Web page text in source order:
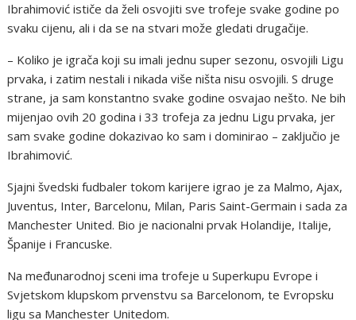
Ibrahimović ističe da želi osvojiti sve trofeje svake godine po
svaku cijenu, ali i da se na stvari može gledati drugačije.
– Koliko je igrača koji su imali jednu super sezonu, osvojili Ligu
prvaka, i zatim nestali i nikada više ništa nisu osvojili. S druge
strane, ja sam konstantno svake godine osvajao nešto. Ne bih
mijenjao ovih 20 godina i 33 trofeja za jednu Ligu prvaka, jer
sam svake godine dokazivao ko sam i dominirao – zaključio je
Ibrahimović.
Sjajni švedski fudbaler tokom karijere igrao je za Malmo, Ajax,
Juventus, Inter, Barcelonu, Milan, Paris Saint-Germain i sada za
Manchester United. Bio je nacionalni prvak Holandije, Italije,
Španije i Francuske.
Na međunarodnoj sceni ima trofeje u Superkupu Evrope i
Svjetskom klupskom prvenstvu sa Barcelonom, te Evropsku
ligu sa Manchester Unitedom.